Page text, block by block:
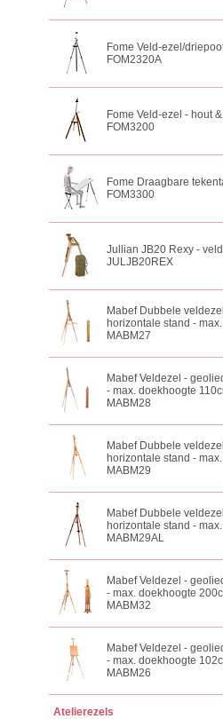
Fome Veld-ezel/
FOM2320A
Fome Veld-ezel - hout
FOM3200
Fome Draagbare
FOM3300
Jullian JB20 Rexy -
JULJB20REX
Mabef Dubbele
horizontale stand -
MABM27
Mabef Veldezel -
- max. doekhoogte
MABM28
Mabef Dubbele
horizontale stand -
MABM29
Mabef Dubbele
horizontale stand -
MABM29AL
Mabef Veldezel -
- max. doekhoogte
MABM32
Mabef Veldezel -
- max. doekhoogte
MABM26
Atelierezels